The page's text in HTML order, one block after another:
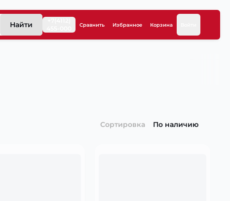
Найти Сравнить Избранное Корзина
Сортировка По наличию